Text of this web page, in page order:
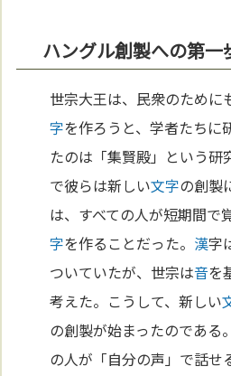
ハングル創製への第一
世宗大王は、民衆のために
字を作ろうと、学者たちに
たのは「集賢殿」という研
で彼らは新しい文字の創製
は、すべての人が短期間で
字を作ることだった。 漢字
ついていたが、世宗は音を
考えた。こうして、新しい
の創製が始まったのである
の人が「自分の声」で話せ